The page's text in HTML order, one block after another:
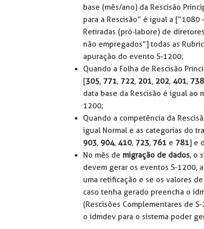
base (mês/ano) da Rescisão
para a Rescisão” é igual a
Retiradas (pró-labore) de
não empregados”] todas as
apuração do evento S-1200;
Quando a Folha de Rescisão
[305, 771, 722, 201, 202, 401, 738
data base da Rescisão é igual
1200;
Quando a competência da
igual Normal e as categorias do
903, 904, 410, 723, 761 e 781] e
No mês de migração de dados, o
devem gerar os eventos S-1200,
uma retificação e se os valores
caso tenha gerado preencha o
(Rescisões Complementares de
o idmdev para o sistema poder